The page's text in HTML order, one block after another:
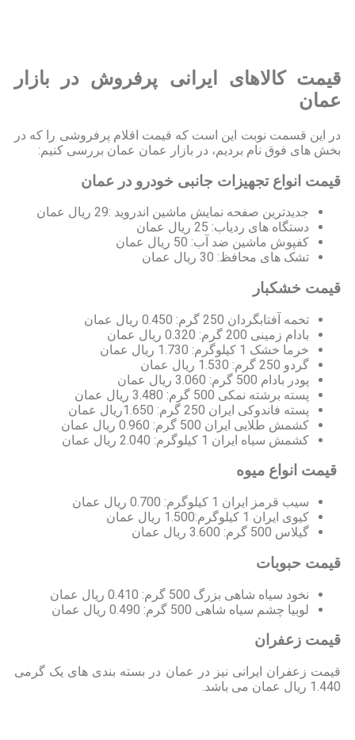
قیمت کالاهای ایرانی پرفروش در بازار
عمان
در این قسمت نوبت این است که قیمت اقلام پرفروشی را که در
بخش های فوق نام بردیم، در بازار عمان عمان بررسی کنیم:
قیمت انواع تجهیزات جانبی خودرو در عمان
جدیدترین صفحه نمایش ماشین اندروید :29 ریال عمان
دستگاه های ردیاب: 25 ریال عمان
کفپوش ماشین ضد آب: 50 ریال عمان
تشک های محافظ: 30 ریال عمان
قیمت خشکبار
تخمه آفتابگردان 250 گرم: 0.450 ریال عمان
بادام زمینی 200 گرم: 0.320 ریال عمان
خرما خشک 1 کیلوگرم: 1.730 ریال عمان
گردو 250 گرم: 1.530 ریال عمان
پودر بادام 500 گرم: 3.060 ریال عمان
پسته برشته نمکی 500 گرم: 3.480 ریال عمان
پسته فاندوکی ایران 250 گرم: 1.650ریال عمان
کشمش طلایی ایران 500 گرم: 0.960 ریال عمان
کشمش سیاه ایران 1 کیلوگرم: 2.040 ریال عمان
قیمت انواع میوه
سیب قرمز ایران 1 کیلوگرم: 0.700 ریال عمان
کیوی ایران 1 کیلوگرم:1.500 ریال عمان
گیلاس 500 گرم: 3.600 ریال عمان
قیمت حبوبات
نخود سیاه شاهی بزرگ 500 گرم: 0.410 ریال عمان
لوبیا چشم سیاه شاهی 500 گرم: 0.490 ریال عمان
قیمت زعفران
قیمت زعفران ایرانی نیز در عمان در بسته بندی های یک گرمی
1.440 ریال عمان می باشد.